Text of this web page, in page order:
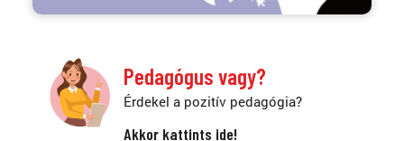
Pedagógus vagy?
Érdekel a pozitív pedagógia?
Akkor kattints ide!